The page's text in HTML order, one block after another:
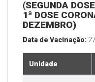
(SEGUNDA
1ª DOSE
DEZEMBRO)
Data de Vacinação:
Unidade